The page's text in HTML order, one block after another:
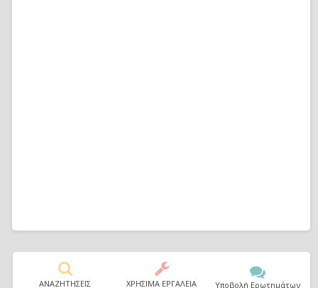
ΑΝΑΖΗΤΗΣΕΙΣ ΧΡΗΣΙΜΑ ΕΡΓΑΛΕΙΑ Υποβολή Ερωτημάτων